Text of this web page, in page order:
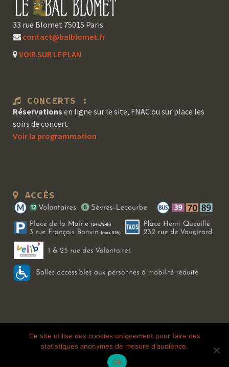
33 rue Blomet 75015 Paris
contact@balblomet.fr
VOIR SUR LE PLAN
CONCERTS :
Réservations en ligne sur le site, FNAC ou sur place les
soirs de concert
Voir la programmation
ACCÈS
Copyright 2026 Le Bal Blomet | Tous droits réservés | Mentions légales
Galerie photo
Ce site utilise des cookies uniquement pour faire des
statistiques anonymes de mesure d'audience.
Ok